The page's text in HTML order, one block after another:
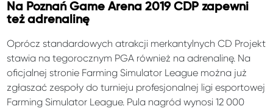
Na Poznań Game Arena 2019 CDP zapewni
też adrenalinę
Oprócz standardowych atrakcji merkantylnych CD Projekt
stawia na tegorocznym PGA również na adrenalinę. Na
oficjalnej stronie Farming Simulator League można już
zgłaszać zespoły do turnieju profesjonalnej ligi esportowej
Farming Simulator League. Pula nagród wynosi 12 000